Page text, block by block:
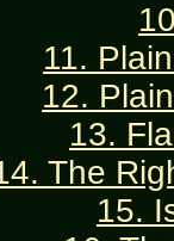
11.
12.
13.
The
15.